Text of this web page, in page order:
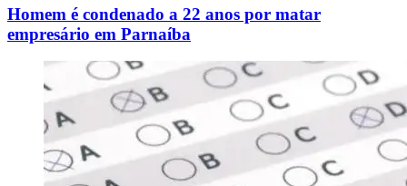
Homem é condenado a 22 anos por matar
empresário em Parnaíba